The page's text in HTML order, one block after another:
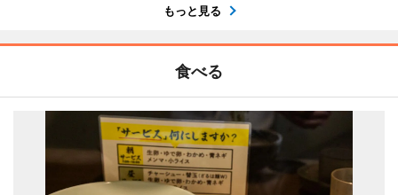
もっと見る
食べる